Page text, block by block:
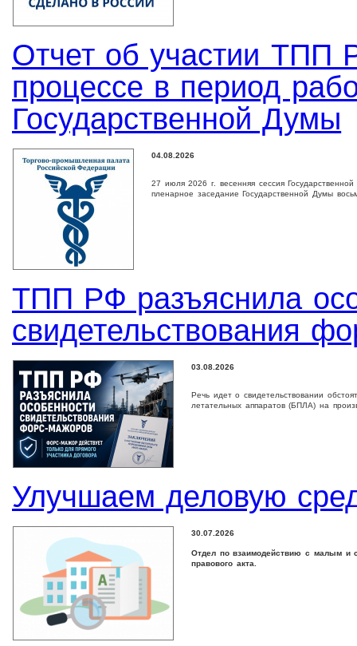
Отчет об участии ТПП
процессе в период
Государственной Думы
04.08.2026
27 июля 2026 г. весенняя сессия
пленарное заседание Государственной Дyмы
ТПП РФ разъяснила
свидетельствования
03.08.2026
Речь идет о свидетельствовании
летательных аппаратов (БПЛА) на
Улучшаем деловую
30.07.2026
Отдел по взаимодействию с малым и
правового акта.